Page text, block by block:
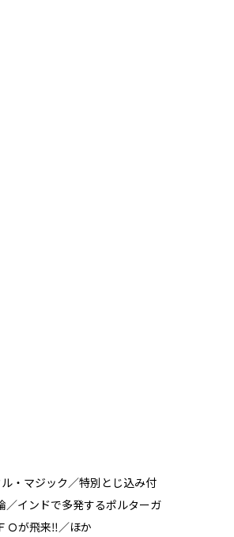
・マジック／特別とじ込み付
インドで多発するポルターガ
Ｏが飛来‼／ほか